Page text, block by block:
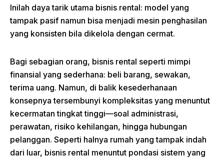
Inilah daya tarik utama bisnis rental: model yang
tampak pasif namun bisa menjadi mesin penghasilan
yang konsisten bila dikelola dengan cermat.
Bagi sebagian orang, bisnis rental seperti mimpi
finansial yang sederhana: beli barang, sewakan,
terima uang. Namun, di balik kesederhanaan
konsepnya tersembunyi kompleksitas yang menuntut
kecermatan tingkat tinggi—soal administrasi,
perawatan, risiko kehilangan, hingga hubungan
pelanggan. Seperti halnya rumah yang tampak indah
dari luar, bisnis rental menuntut pondasi sistem yang